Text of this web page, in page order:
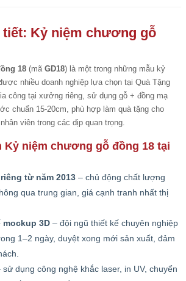
tiết: Kỷ niệm chương gỗ
18 (mã GD18) là một trong những mẫu kỷ
nhiều doanh nghiệp lựa chọn tại Quà Tặng
công tại xưởng riêng, sử dụng gỗ + đồng mạ
chuẩn 15-20cm, phù hợp làm quà tặng cho
viên trong các dịp quan trọng.
Kỷ niệm chương gỗ đồng 18 tại
từ năm 2013 – chủ động chất lượng
qua trung gian, giá cạnh tranh nhất thị
mockup 3D – đội ngũ thiết kế chuyên nghiệp
1–2 ngày, duyệt xong mới sản xuất, đảm
sử dụng công nghệ khắc laser, in UV, chuyển